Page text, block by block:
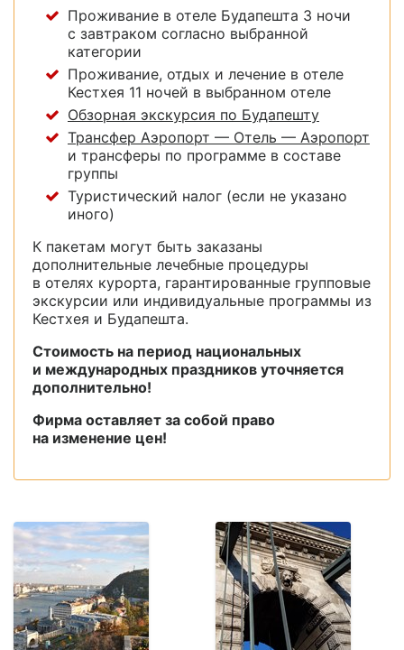
Проживание в отеле Будапешта 3 ночи
с завтраком согласно выбранной
категории
Проживание, отдых и лечение в отеле
Кестхея 11 ночей в выбранном отеле
Обзорная экскурсия по Будапешту
Трансфер Аэропорт — Отель — Аэропорт
и трансферы по программе в составе
группы
Туристический налог (если не указано
иного)
К пакетам могут быть заказаны
дополнительные лечебные процедуры
в отелях курорта, гарантированные групповые
экскурсии или индивидуальные программы из
Кестхея и Будапешта.
Стоимость на период национальных
и международных праздников уточняется
дополнительно!
Фирма оставляет за собой право
на изменение цен!